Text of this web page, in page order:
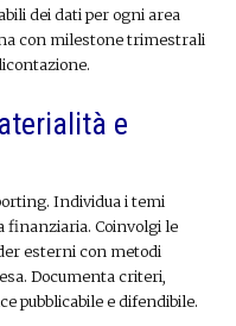
dei dati per ogni area
con milestone trimestrali
e
Individua i temi
finanziaria. Coinvolgi le
esterni con metodi
Documenta criteri,
pubblicabile e difendibile.